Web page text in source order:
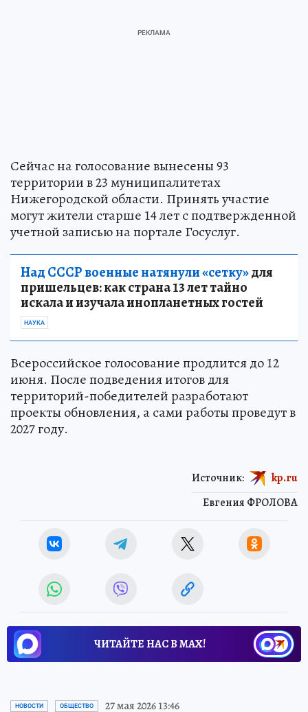
Сейчас на голосование вынесены 93
территории в 23 муниципалитетах
Нижегородской области. Принять участие
могут жители старше 14 лет с подтвержденной
учетной записью на портале Госуслуг.
Над СССР военные натянули «сетку»для
пришельцев: как страна 13 лет тайно
искала и изучала инопланетных гостей
НАУКА
Всероссийское голосование продлится до 12
июня. После подведения итогов для
территорий-победителей разработают
проекты обновления, а сами работы проведут в
2027 году.
Евгения ФРОЛОВА
Источник: kp.ru
ЧИТАЙТЕ НАС В МАХ!
НОВОСТИ ОБЩЕСТВО 27 мая 2026 13:46